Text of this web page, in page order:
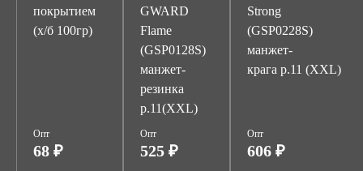
покрытием
(х/б 100гр)
Опт
68 ₽
GWARD
Flame
(GSP0128S)
манжет-
резинка
р.11(XXL)
Опт
525 ₽
Strong
(GSP0228S)
манжет-
крага р.11 (XXL)
Опт
606 ₽